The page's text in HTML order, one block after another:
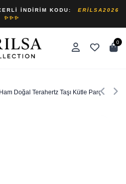
İNDIRIM KODU:
ERILSA2026
✨✨✨
0
Doğal Terahertz Taşı Kütle Parça